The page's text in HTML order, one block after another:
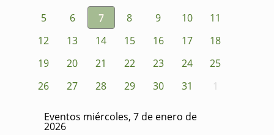
5
6 7 8 9 10
11
12
13 14 15 16 17
18
19
20 21 22 23 24
25
26
27 28 29 30 31 1
Eventos miércoles, 7 de enero de
2026